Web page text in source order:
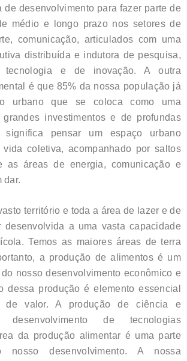
de desenvolvimento para fazer parte de
médio e longo prazo nos setores de
comunicação, articulados com uma
distribuída e indutora de pesquisa,
e de inovação. A outra
é que 85% da nossa população já
urbano que se coloca como uma
investimentos e de profundas
significa pensar um espaço urbano
coletiva, acompanhado por saltos
as áreas de energia, comunicação e
dar.
território e toda a área de lazer e de
desenvolvida a uma vasta capacidade
Temos as maiores áreas de terra
a produção de alimentos é um
nosso desenvolvimento econômico e
dessa produção é elemento essencial
de valor. A produção de ciência e
de tecnologias
da produção alimentar é uma parte
nosso desenvolvimento. A nossa